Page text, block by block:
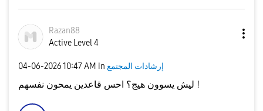
Razan88
Active Level 4
‎04-06-202610:47 AM in إرشادات المجتمع
ليش يسوون هيج؟ احس قاعدين يمحون نفسهم !